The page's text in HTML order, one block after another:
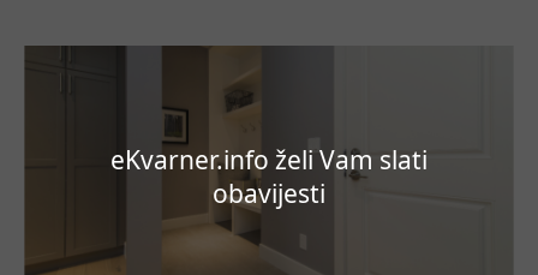
eKvarner.info želi Vam slati
obavijesti